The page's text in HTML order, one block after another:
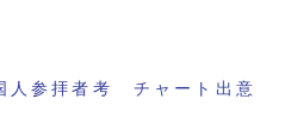
人参拝者考 チャート出意